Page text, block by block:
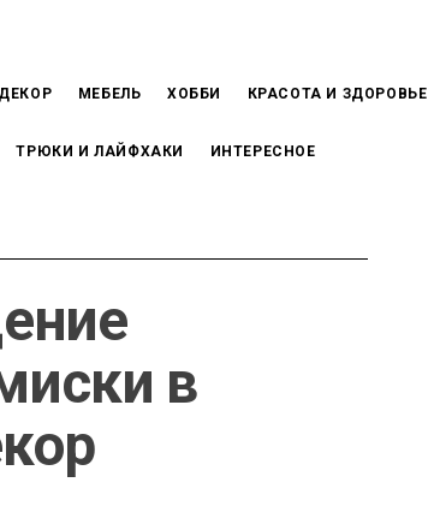
ДЕКОР МЕБЕЛЬ ХОББИ КРАСОТА И ЗДОРОВЬЕ
ТРЮКИ И ЛАЙФХАКИ ИНТЕРЕСНОЕ
в